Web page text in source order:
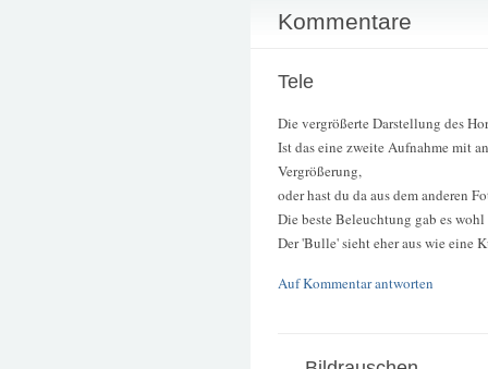
Kommentare
Tele
Die vergrößerte Darstellung des
Ist das eine zweite Aufnahme mit
Vergrößerung,
oder hast du da aus dem anderen
Die beste Beleuchtung gab es
Der 'Bulle' sieht eher aus wie eine
Auf Kommentar antworten